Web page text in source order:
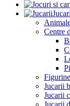
Centre
Figurine
Jucarii
Jucarii
Jucarii